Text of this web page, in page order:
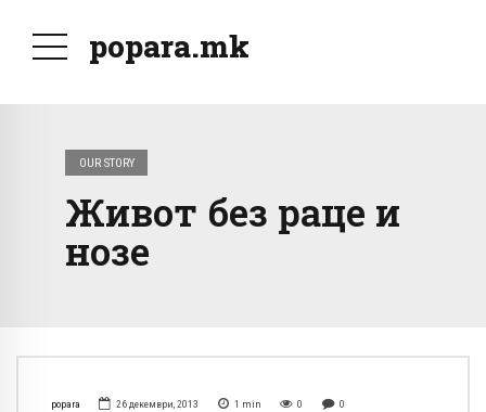
popara.mk
OUR STORY
Живот без раце и
нозе
popara 26 декември, 2013 1 min 0 0